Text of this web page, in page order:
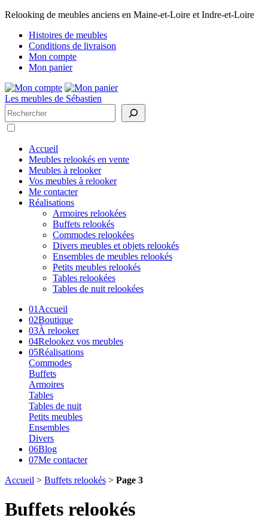
Relooking de meubles anciens en Maine-et-Loire et Indre-et-Loire
Histoires de meubles
Conditions de livraison
Mon compte
Mon panier
Les meubles de Sébastien
Rechercher
Accueil
Meubles relookés en vente
Meubles à relooker
Vos meubles à relooker
Me contacter
Réalisations
Armoires relookées
Buffets relookés
Commodes relookées
Divers meubles et objets relookés
Ensembles de meubles relookés
Petits meubles relookés
Tables relookées
Tables de nuit relookées
01 Accueil
02Boutique
03À relooker
04Relookez vos meubles
05Réalisations
Commodes
Buffets
Armoires
Tables
Tables de nuit
Petits meubles
Ensembles
Divers
06Blog
07Me contacter
Accueil > Buffets relookés > Page 3
Buffets relookés